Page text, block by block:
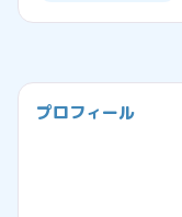
プロフィール